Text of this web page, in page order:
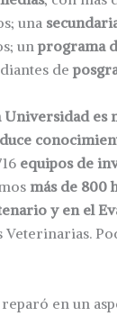
una
unprograma
de
Universidad es
equipos de
más de 800
y en el
Veterinarias.
en un